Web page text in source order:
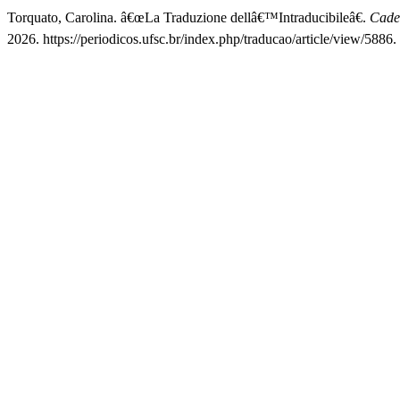
Torquato, Carolina. â€œLa Traduzione dellâ€™Intraducibileâ€.
2026. https://periodicos.ufsc.br/index.php/traducao/article/view/5886.